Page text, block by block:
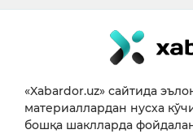
«Xabardor.uz» сайтида
материаллардан нусха
бошқа шаклларда